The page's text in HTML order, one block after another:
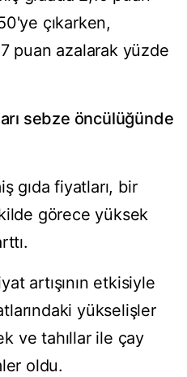
çıkarken,
puan azalarak yüzde
sebze öncülüğünde
gıda fiyatları, bir
görece yüksek
artışının etkisiyle
yükselişler
ve tahıllar ile çay
oldu.